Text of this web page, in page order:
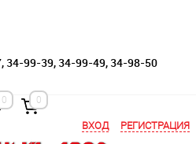
ВХОД РЕГИСТРАЦИЯ
34-99-39, 34-99-49, 34-98-50
0 0